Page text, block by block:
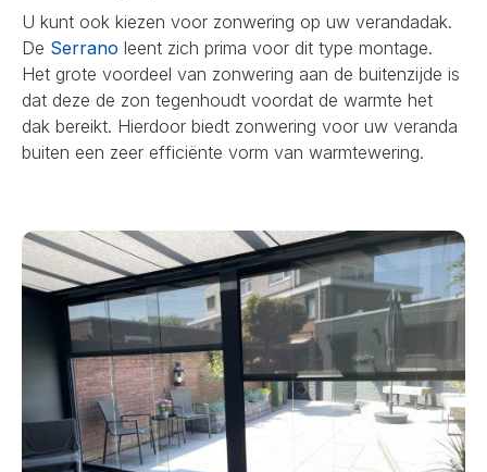
U kunt ook kiezen voor zonwering op uw verandadak.
De Serrano leent zich prima voor dit type montage.
Het grote voordeel van zonwering aan de buitenzijde is
dat deze de zon tegenhoudt voordat de warmte het
dak bereikt. Hierdoor biedt zonwering voor uw veranda
buiten een zeer efficiënte vorm van warmtewering.